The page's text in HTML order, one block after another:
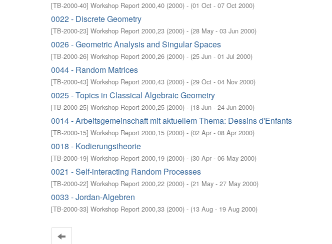
[TB-2000-40] Workshop Report 2000,40 (2000) - (01 Oct - 07 Oct 2000)
0022 - Discrete Geometry
[TB-2000-23] Workshop Report 2000,23 (2000) - (28 May - 03 Jun 2000)
0026 - Geometric Analysis and Singular Spaces
[TB-2000-26] Workshop Report 2000,26 (2000) - (25 Jun - 01 Jul 2000)
0044 - Random Matrices
[TB-2000-43] Workshop Report 2000,43 (2000) - (29 Oct - 04 Nov 2000)
0025 - Topics in Classical Algebraic Geometry
[TB-2000-25] Workshop Report 2000,25 (2000) - (18 Jun - 24 Jun 2000)
0014 - Arbeitsgemeinschaft mit aktuellem Thema: Dessins d'Enfants
[TB-2000-15] Workshop Report 2000,15 (2000) - (02 Apr - 08 Apr 2000)
0018 - Kodierungstheorie
[TB-2000-19] Workshop Report 2000,19 (2000) - (30 Apr - 06 May 2000)
0021 - Self-interacting Random Processes
[TB-2000-22] Workshop Report 2000,22 (2000) - (21 May - 27 May 2000)
0033 - Jordan-Algebren
[TB-2000-33] Workshop Report 2000,33 (2000) - (13 Aug - 19 Aug 2000)